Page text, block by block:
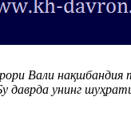
Вали нақшбандия
даврда унинг